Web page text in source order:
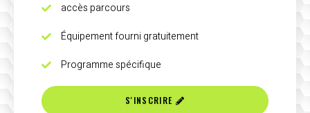
accès parcours
Équipement fourni gratuitement
Programme spécifique
S'INSCRIRE